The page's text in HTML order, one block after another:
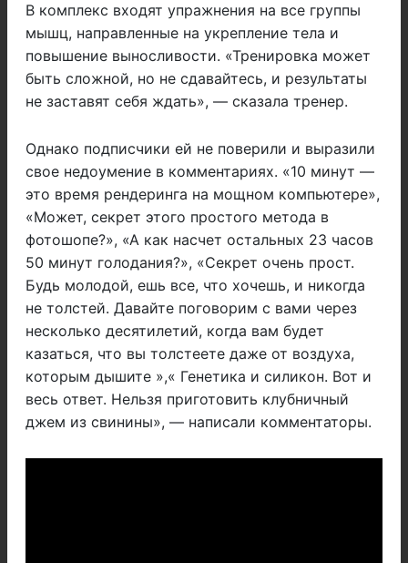
В комплекс входят упражнения на все группы
мышц, направленные на укрепление тела и
повышение выносливости. «Тренировка может
быть сложной, но не сдавайтесь, и результаты
не заставят себя ждать», — сказала тренер.
Однако подписчики ей не поверили и выразили
свое недоумение в комментариях. «10 минут —
это время рендеринга на мощном компьютере»,
«Может, секрет этого простого метода в
фотошопе?», «А как насчет остальных 23 часов
50 минут голодания?», «Секрет очень прост.
Будь молодой, ешь все, что хочешь, и никогда
не толстей. Давайте поговорим с вами через
несколько десятилетий, когда вам будет
казаться, что вы толстеете даже от воздуха,
которым дышите »,« Генетика и силикон. Вот и
весь ответ. Нельзя приготовить клубничный
джем из свинины», — написали комментаторы.